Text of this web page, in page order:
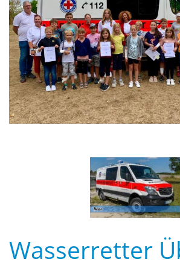
Wasserretter